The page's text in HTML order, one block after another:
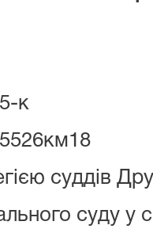
к
суддів
суду у